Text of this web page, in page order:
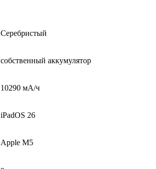
Серебристый
собственный аккумулятор
10290 мА/ч
iPadOS 26
Apple M5